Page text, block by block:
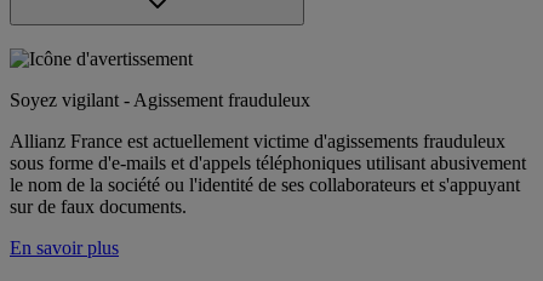
Soyez vigilant - Agissement frauduleux
Allianz France est actuellement victime d'agissements frauduleux
sous forme d'e-mails et d'appels téléphoniques utilisant abusivement
le nom de la société ou l'identité de ses collaborateurs et s'appuyant
sur de faux documents.
En savoir plus